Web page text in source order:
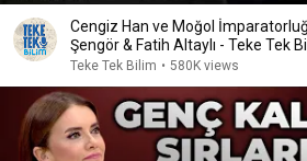
Cengiz Han ve Moğol
Şengör & Fatih Altaylı - Teke Tek
Teke Tek Bilim • 580K views